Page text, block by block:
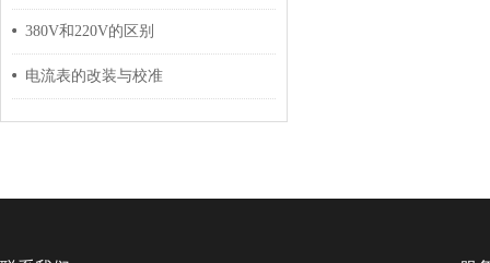
380V和220V的区别
电流表的改装与校准